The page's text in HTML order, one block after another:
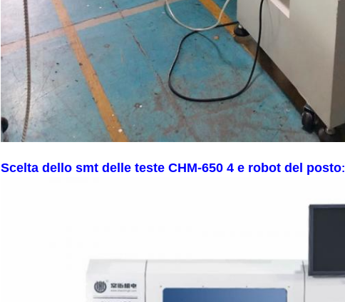
Scelta dello smt delle teste CHM-650 4 e robot del posto: